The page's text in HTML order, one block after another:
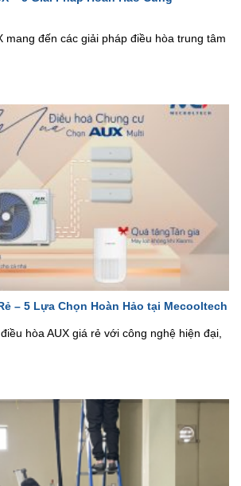
mang đến các giải pháp điều hòa trung tâm
– 5 Lựa Chọn Hoàn Hảo tại Mecooltech
hòa AUX giá rẻ với công nghệ hiện đại,